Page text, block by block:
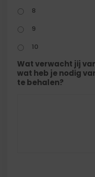
8
9
10
Wat verwacht jij
wat heb je nodig
te behalen?